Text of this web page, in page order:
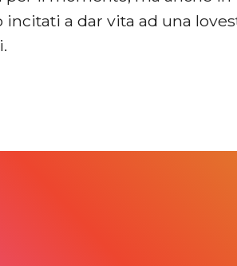
a dar vita ad una